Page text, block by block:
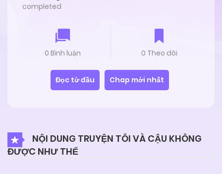
completed
0 Bình luận 0 Theo dõi
Đọc từ đầu Chap mới nhất
NỘI DUNG TRUYỆN TÔI VÀ CẬU KHÔNG
ĐƯỢC NHƯ THẾ